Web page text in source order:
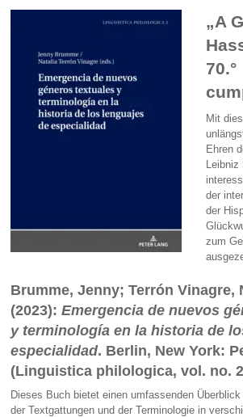
„A
70.°
Mit
Ehren
Leibniz
der
der
zum
Brumme, Jenny; Terrón Vinagre,
(2023):Emergencia de nuevos
y terminología en la historia de
especialidad. Berlin, New York:
(Linguistica philologica, vol. no.
Dieses Buch bietet einen umfassenden
der Textgattungen und der Terminologie in